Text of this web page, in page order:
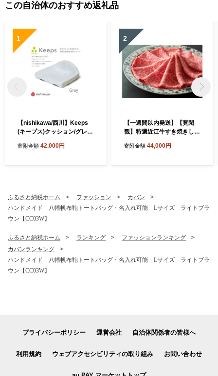
この自治体のおすすめ返礼品
1
【nishikawa/西川】Keeps
(キープス)クッション/グレー
寄附金額 42,000円
2
【一週間以内発送】【寛閑
観】特選近江牛すき焼きしゃ
霜降り200g)【冷蔵】【FR3
寄附金額 44,000円
ふるさと納税ホーム ファッション
カバン
ハンドメイド 八幡帆布鞄トートバッグ・名入れ可能 Lサイズ ライトブラ
ウン【CC03W】
ふるさと納税ホーム ランキング
ファッションランキング
カバンランキング
ハンドメイド 八幡帆布鞄トートバッグ・名入れ可能 Lサイズ ライトブラ
ウン【CC03W】
プライバシーポリシー 運営会社 自治体関係者の皆様へ
利用規約 ウェブアクセシビリティの取り組み お問い合わせ